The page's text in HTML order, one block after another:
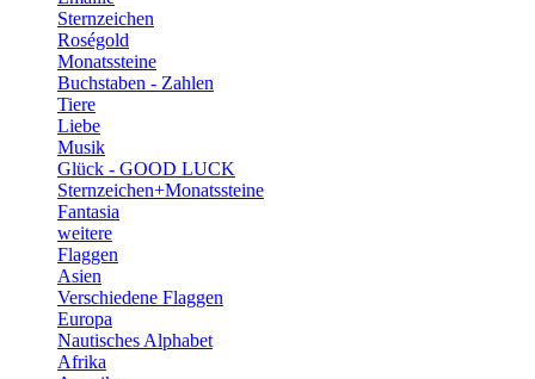
Sternzeichen
Roségold
Monatssteine
Buchstaben - Zahlen
Tiere
Liebe
Musik
Glück - GOOD LUCK
Sternzeichen+Monatssteine
Fantasia
weitere
Flaggen
Asien
Verschiedene Flaggen
Europa
Nautisches Alphabet
Afrika